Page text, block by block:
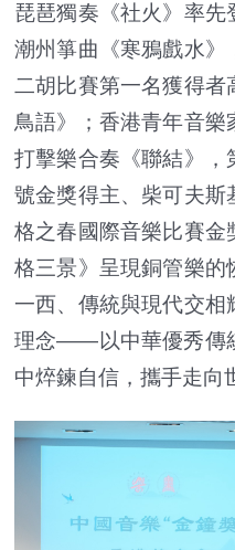
琵琶獨奏《社火》率先
潮州箏曲《寒鴉戲水》
二胡比賽第一名獲得者
鳥語》；香港青年音樂
打擊樂合奏《聯結》，
號金獎得主、柴可夫斯
格之春國際音樂比賽金
格三景》呈現銅管樂的
一西、傳統與現代交相
理念——以中華優秀傳
中焠鍊自信，攜手走向